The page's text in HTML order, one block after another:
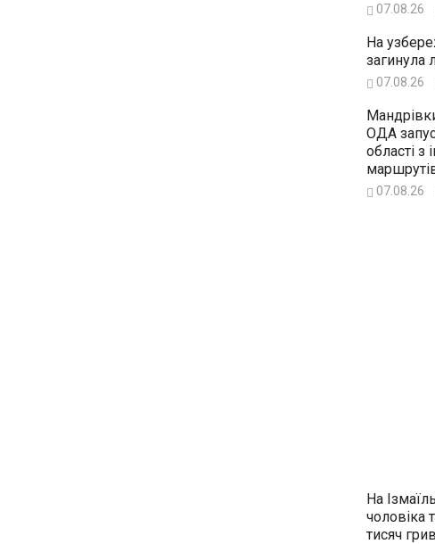
07.08.26
На
загинула
07.08.26
ОДА
області з
07.08.26
На
чоловіка
тисяч